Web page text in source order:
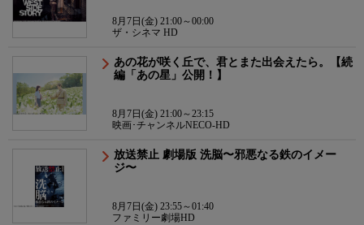
8月7日(金) 21:00～00:00
ザ・シネマ HD
あの花が咲く丘で、君とまた出会えたら。【続
編「あの星」公開！】
8月7日(金) 21:00～23:15
映画･チャンネルNECO-HD
放送禁止 劇場版 洗脳〜邪悪なる鉄のイメー
ジ〜
8月7日(金) 23:55～01:40
ファミリー劇場HD